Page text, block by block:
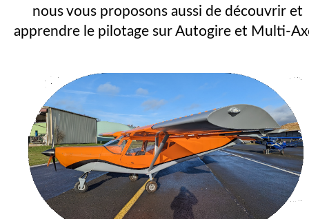
nous vous proposons aussi de découvrir et
apprendre le pilotage sur Autogire et Multi-